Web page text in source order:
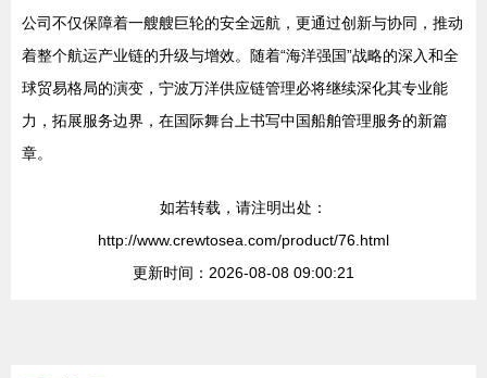
公司不仅保障着一艘艘巨轮的安全远航，更通过创新与协同，推动
着整个航运产业链的升级与增效。随着“海洋强国”战略的深入和全
球贸易格局的演变，宁波万洋供应链管理必将继续深化其专业能
力，拓展服务边界，在国际舞台上书写中国船舶管理服务的新篇
章。
如若转载，请注明出处：
http://www.crewtosea.com/product/76.html
更新时间：2026-08-08 09:00:21